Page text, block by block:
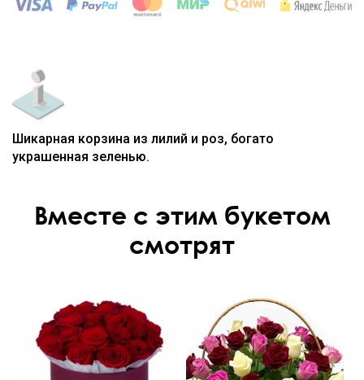
Шикарная корзина из лилий и роз, богато
украшенная зеленью.
Вместе с этим букетом
смотрят